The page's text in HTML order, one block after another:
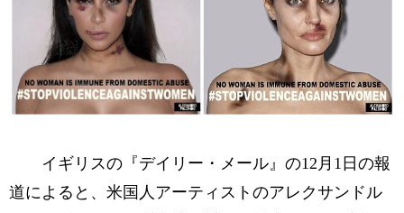
イギリスの『デイリー・メール』の12月1日の報
道によると、米国人アーティストのアレクサンドル